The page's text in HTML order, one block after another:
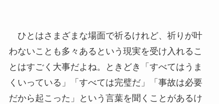
ひとはさまざまな場面で祈るけれど、祈りが叶
わないことも多々あるという現実を受け入れるこ
とはすごく大事だよね。ときどき「すべてはうま
くいっている」「すべては完璧だ」「事故は必要
だから起こった」という言葉を聞くことがあるけ